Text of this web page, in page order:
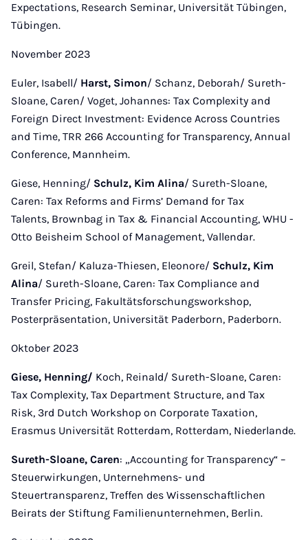
Expectations, Research Seminar, Universität Tübingen,
Tübingen.
November 2023
Euler, Isabell/ Harst, Simon/ Schanz, Deborah/ Sureth-
Sloane, Caren/ Voget, Johannes: Tax Complexity and
Foreign Direct Investment: Evidence Across Countries
and Time, TRR 266 Accounting for Transparency, Annual
Conference, Mannheim.
Giese, Henning/ Schulz, Kim Alina/ Sureth-Sloane,
Caren: Tax Reforms and Firms’ Demand for Tax
Talents, Brownbag in Tax & Financial Accounting, WHU -
Otto Beisheim School of Management, Vallendar.
Greil, Stefan/ Kaluza-Thiesen, Eleonore/ Schulz, Kim
Alina/ Sureth-Sloane, Caren: Tax Compliance and
Transfer Pricing, Fakultätsforschungsworkshop,
Posterpräsentation, Universität Paderborn, Paderborn.
Oktober 2023
Giese, Henning/ Koch, Reinald/ Sureth-Sloane, Caren:
Tax Complexity, Tax Department Structure, and Tax
Risk, 3rd Dutch Workshop on Corporate Taxation,
Erasmus Universität Rotterdam, Rotterdam, Niederlande.
Sureth-Sloane, Caren: „Accounting for Transparency“ –
Steuerwirkungen, Unternehmens- und
Steuertransparenz, Treffen des Wissenschaftlichen
Beirats der Stiftung Familienunternehmen, Berlin.